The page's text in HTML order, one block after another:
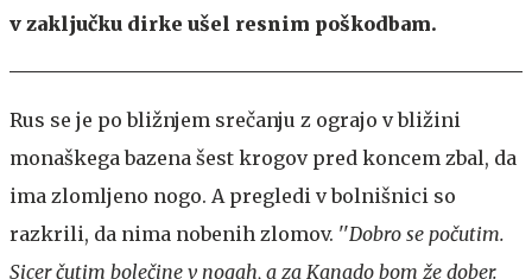
v zaključku dirke ušel resnim poškodbam.
Rus se je po bližnjem srečanju z ograjo v bližini
monaškega bazena šest krogov pred koncem zbal, da
ima zlomljeno nogo. A pregledi v bolnišnici so
razkrili, da nima nobenih zlomov. ''Dobro se počutim.
Sicer čutim bolečine v nogah, a za Kanado bom že dober.